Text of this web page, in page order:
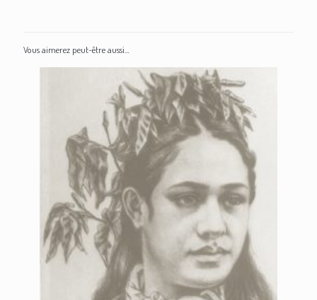
Vous aimerez peut-être aussi…